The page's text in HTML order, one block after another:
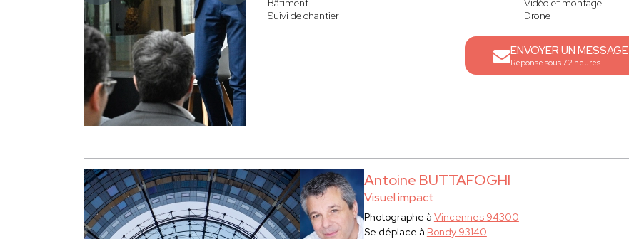
Bâtiment
Suivi de chantier
Vidéo et montage
Drone
ENVOYER UN MESSAGE
Réponse sous 72 heures
Antoine BUTTAFOGHI
Visuel impact
Photographe à Vincennes 94300
Se déplace à Bondy 93140